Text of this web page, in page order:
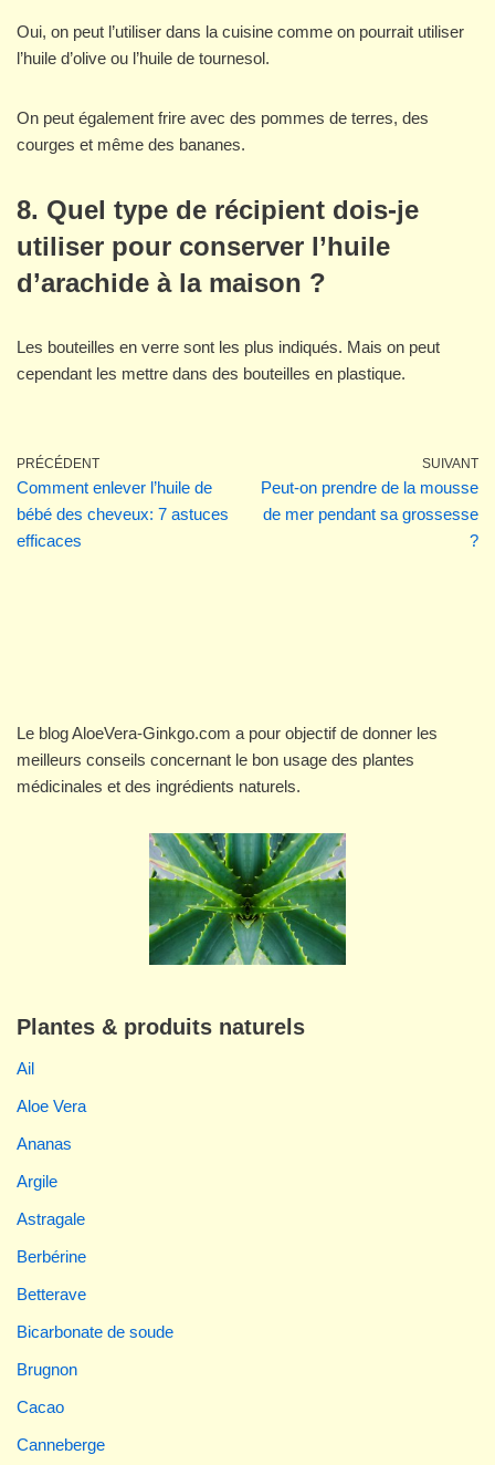
Oui, on peut l’utiliser dans la cuisine comme on pourrait utiliser
l’huile d’olive ou l’huile de tournesol.
On peut également frire avec des pommes de terres, des
courges et même des bananes.
8. Quel type de récipient dois-je
utiliser pour conserver l’huile
d’arachide à la maison ?
Les bouteilles en verre sont les plus indiqués. Mais on peut
cependant les mettre dans des bouteilles en plastique.
PRÉCÉDENT
Comment enlever l’huile de
bébé des cheveux: 7 astuces
efficaces
SUIVANT
Peut-on prendre de la mousse
de mer pendant sa grossesse
?
Le blog AloeVera-Ginkgo.com a pour objectif de donner les
meilleurs conseils concernant le bon usage des plantes
médicinales et des ingrédients naturels.
Plantes & produits naturels
Ail
Aloe Vera
Ananas
Argile
Astragale
Berbérine
Betterave
Bicarbonate de soude
Brugnon
Cacao
Canneberge